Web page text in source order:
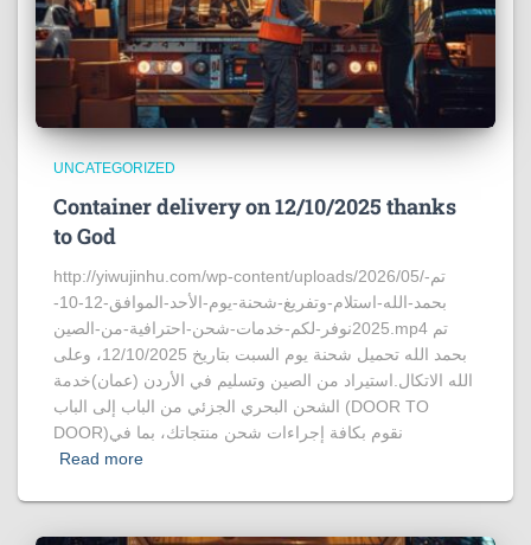
UNCATEGORIZED
Container delivery on 12/10/2025 thanks
to God
http://yiwujinhu.com/wp-content/uploads/2026/05/تم-
بحمد-الله-استلام-وتفريغ-شحنة-يوم-الأحد-الموافق-12-10-
2025نوفر-لكم-خدمات-شحن-احترافية-من-الصين.mp4 تم
بحمد الله تحميل شحنة يوم السبت بتاريخ 12/10/2025، وعلى
الله الاتكال.استيراد من الصين وتسليم في الأردن (عمان)خدمة
الشحن البحري الجزئي من الباب إلى الباب (DOOR TO
DOOR)نقوم بكافة إجراءات شحن منتجاتك، بما في
Read more